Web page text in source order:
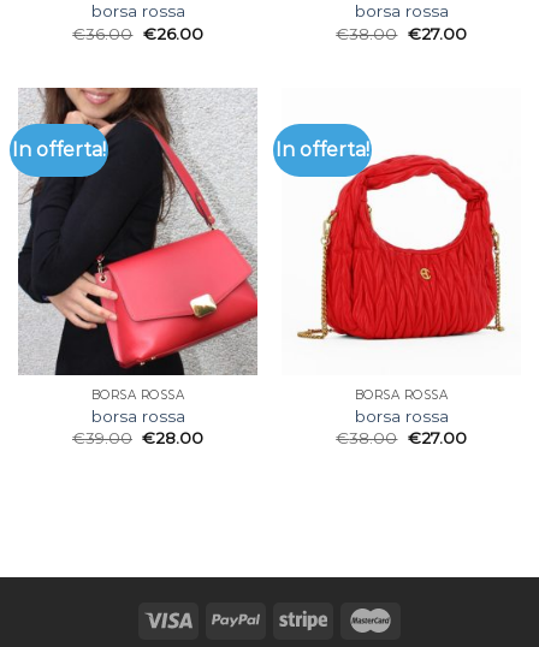
borsa rossa
€36.00 €26.00
borsa rossa
€38.00 €27.00
In offerta!
BORSA ROSSA
borsa rossa
€39.00 €28.00
In offerta!
BORSA ROSSA
borsa rossa
€38.00 €27.00